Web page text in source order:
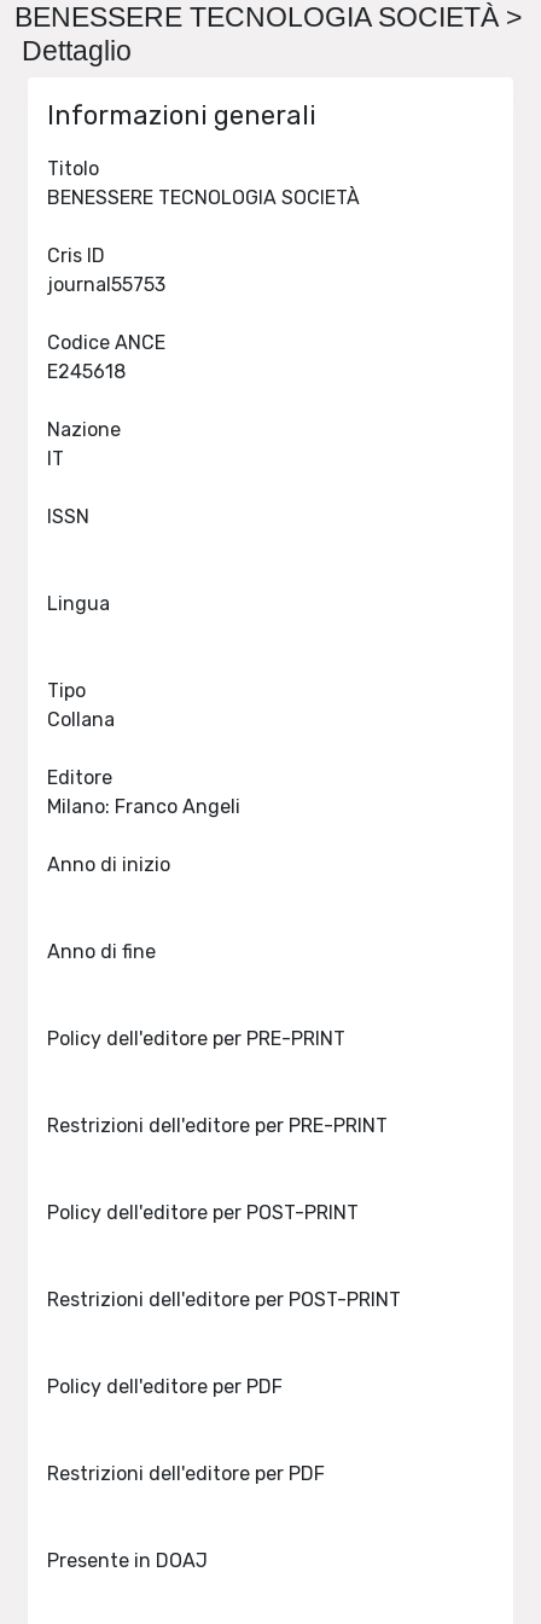
BENESSERE TECNOLOGIA SOCIETÀ >
Dettaglio
Informazioni generali
Titolo
Cris ID
Codice ANCE
Nazione
ISSN
Lingua
Tipo
Collana
Editore
Anno di inizio
Anno di fine
Policy dell'editore per PRE-PRINT
Restrizioni dell'editore per PRE-PRINT
Policy dell'editore per POST-PRINT
Restrizioni dell'editore per POST-PRINT
Policy dell'editore per PDF
Restrizioni dell'editore per PDF
Presente in DOAJ